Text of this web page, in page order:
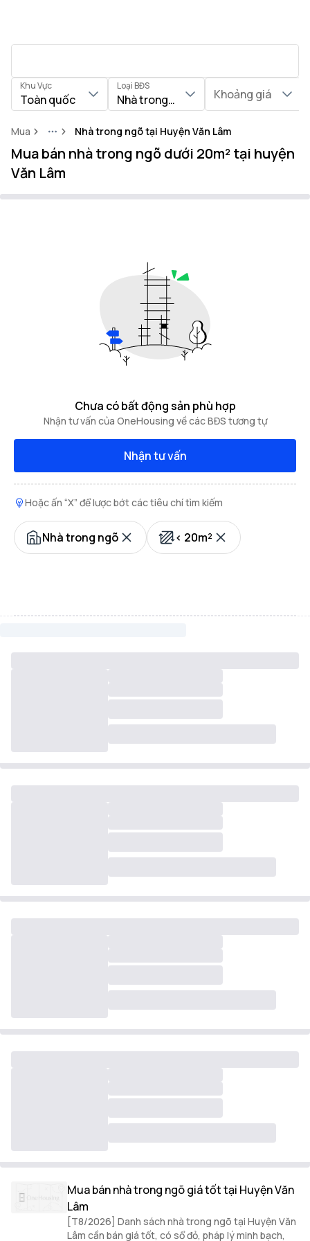
Khu Vực
Toàn quốc
Loại BĐS
Nhà trong ngõ Khoảng giá
Mua MoreNhà trong ngõ tại Huyện Văn Lâm
Mua bán nhà trong ngõ dưới 20m² tại huyện
Văn Lâm
Chưa có bất động sản phù hợp
Nhận tư vấn của OneHousing về các BĐS tương tự
Nhận tư vấn
Hoặc ấn “X” để lược bớt các tiêu chí tìm kiếm
Nhà trong ngõ < 20m²
Mua bán nhà trong ngõ giá tốt tại Huyện Văn
Lâm
[T8/2026] Danh sách nhà trong ngõ tại Huyện Văn
Lâm cần bán giá tốt, có sổ đỏ, pháp lý minh bạch,